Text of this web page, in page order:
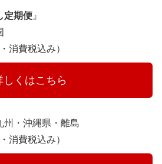
定期便』
消費税込み）
くはこちら
・沖縄県・離島
消費税込み）